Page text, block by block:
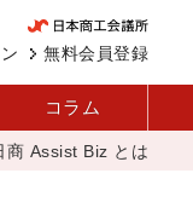
無料会員登録
コラム
ったらいいね」を商品
商 Assist Biz とは